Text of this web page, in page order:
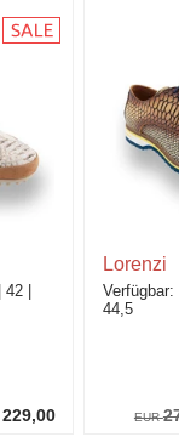
229,00
42
EUR
Lorenzi
44,5